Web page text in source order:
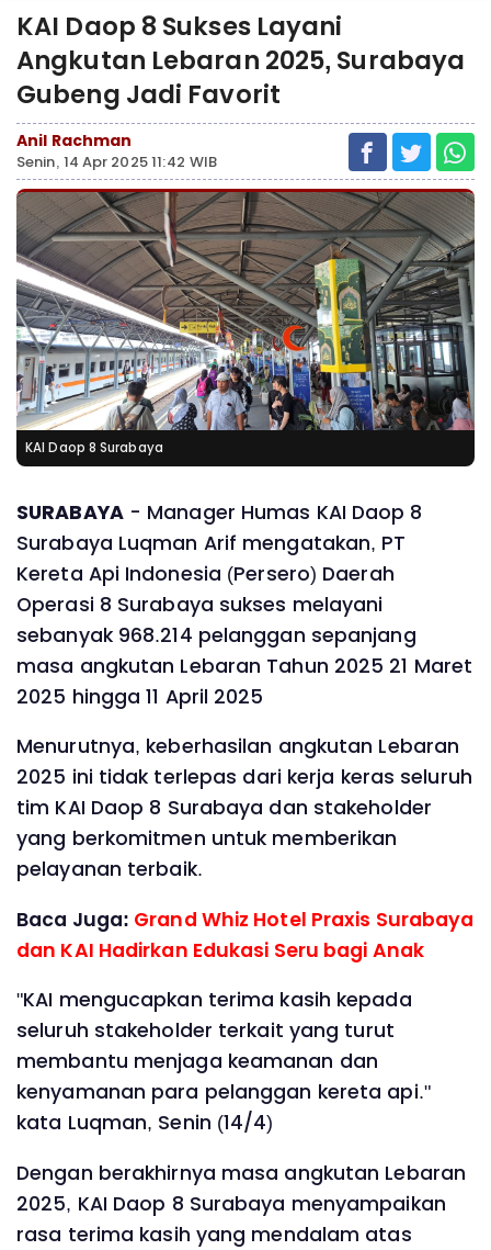
KAI Daop 8 Sukses Layani
Angkutan Lebaran 2025, Surabaya
Gubeng Jadi Favorit
Anil Rachman
Senin, 14 Apr 2025 11:42 WIB
KAI Daop 8 Surabaya
SURABAYA- Manager Humas KAI Daop 8
Surabaya Luqman Arif mengatakan, PT
Kereta Api Indonesia (Persero) Daerah
Operasi 8 Surabaya sukses melayani
sebanyak 968.214 pelanggan sepanjang
masa angkutan Lebaran Tahun 2025 21 Maret
2025 hingga 11 April 2025
Menurutnya, keberhasilan angkutan Lebaran
2025 ini tidak terlepas dari kerja keras seluruh
tim KAI Daop 8 Surabaya dan stakeholder
yang berkomitmen untuk memberikan
pelayanan terbaik.
Baca Juga: Grand Whiz Hotel Praxis Surabaya
dan KAI Hadirkan Edukasi Seru bagi Anak
"KAI mengucapkan terima kasih kepada
seluruh stakeholder terkait yang turut
membantu menjaga keamanan dan
kenyamanan para pelanggan kereta api."
kata Luqman, Senin (14/4)
Dengan berakhirnya masa angkutan Lebaran
2025, KAI Daop 8 Surabaya menyampaikan
rasa terima kasih yang mendalam atas